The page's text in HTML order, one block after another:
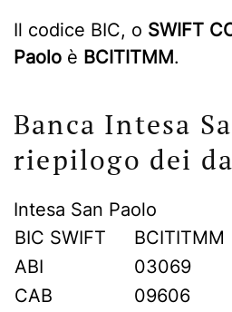
Il codice BIC, o SWIFT
Paolo è BCITITMM.
Banca Intesa
riepilogo dei
Intesa San Paolo
BIC SWIFT
BCITITMM
ABI
03069
CAB
09606